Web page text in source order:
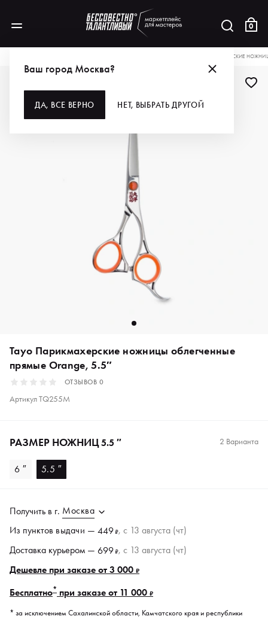
0
Ваш город Москва?
ДА, ВСЕ ВЕРНО НЕТ, ВЫБРАТЬ ДРУГОЙ
TAYO ПАРИКМАХЕРСКИЕ
Tayo Парикмахерские ножницы облегченные
прямые Orange, 5.5″
ОТЗЫВОВ 0
АртикулTQ255M
РАЗМЕР НОЖНИЦ5.5 ″ 2 Варианта
6 ″ 5.5 ″
Получить в г. Москва
Из пунктов выдачи — 449₽, c 13 августа (чт)
Доставка курьером — 699₽, c 13 августа (чт)
Дешевле при заказе от 3 000 ₽
Бесплатно* при заказе от 11 000 ₽
* за исключением Сахалинской области, Камчатского края и республики